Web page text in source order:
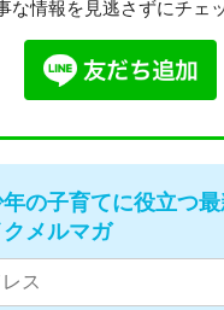
な情報を見逃さずにチェ
の子育てに役立つ
メルマガ